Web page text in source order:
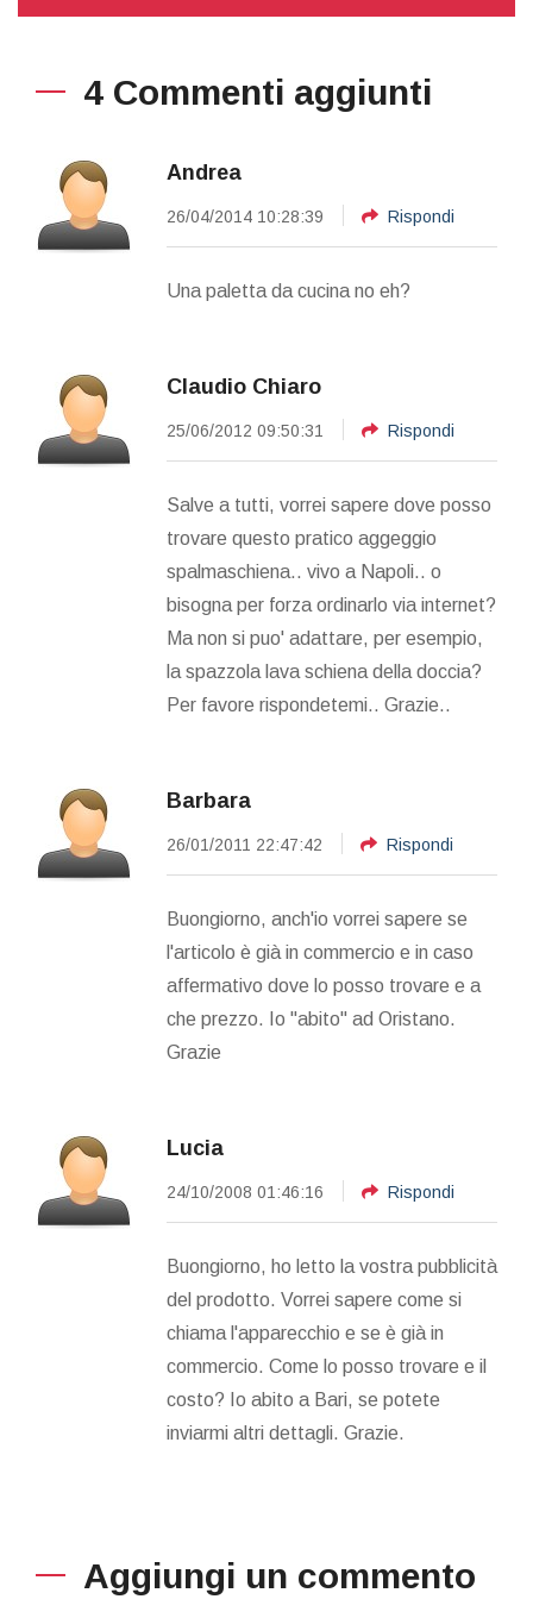
4 Commenti aggiunti
Andrea
26/04/2014 10:28:39 Rispondi
Una paletta da cucina no eh?
Claudio Chiaro
25/06/2012 09:50:31 Rispondi
Salve a tutti, vorrei sapere dove posso
trovare questo pratico aggeggio
spalmaschiena.. vivo a Napoli.. o
bisogna per forza ordinarlo via internet?
Ma non si puo' adattare, per esempio,
la spazzola lava schiena della doccia?
Per favore rispondetemi.. Grazie..
Barbara
26/01/2011 22:47:42 Rispondi
Buongiorno, anch'io vorrei sapere se
l'articolo è già in commercio e in caso
affermativo dove lo posso trovare e a
che prezzo. Io "abito" ad Oristano.
Grazie
Lucia
24/10/2008 01:46:16 Rispondi
Buongiorno, ho letto la vostra pubblicità
del prodotto. Vorrei sapere come si
chiama l'apparecchio e se è già in
commercio. Come lo posso trovare e il
costo? Io abito a Bari, se potete
inviarmi altri dettagli. Grazie.
Aggiungi un commento